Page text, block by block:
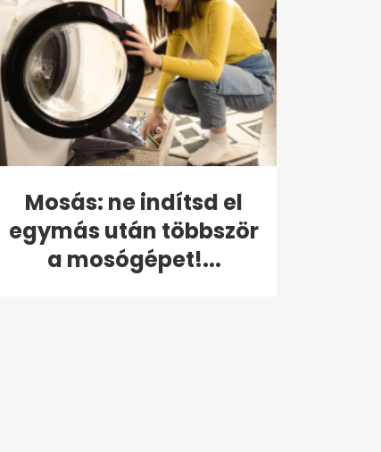
Mosás: ne indítsd el
egymás után többször
a mosógépet!...